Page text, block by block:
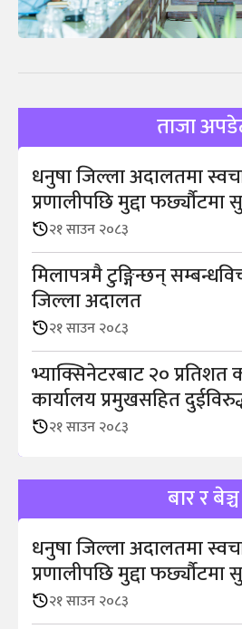
ताजा
धनुषा जिल्ला अदालतमा
प्रणालीपछि मुद्दा फर्छ्यौटमा
२१ साउन २०८३
मिलापत्रमै टुङ्गिन्छन्
जिल्ला अदालत
२१ साउन २०८३
भ्याक्सिनेटरबाट २०
कार्यालय प्रमुखसहित दुईविरुद्ध
२१ साउन २०८३
बार र बेञ्च
धनुषा जिल्ला अदालतमा
प्रणालीपछि मुद्दा फर्छ्यौटमा
२१ साउन २०८३